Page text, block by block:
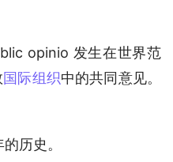
opinio 发生在世界范
国际组织中的共同意见。
历史。